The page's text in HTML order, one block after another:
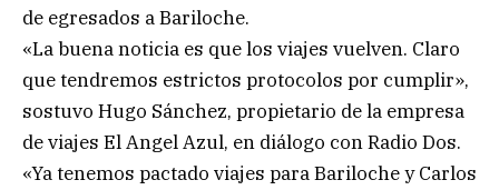
de egresados a Bariloche.
«La buena noticia es que los viajes vuelven. Claro
que tendremos estrictos protocolos por cumplir»,
sostuvo Hugo Sánchez, propietario de la empresa
de viajes El Angel Azul, en diálogo con Radio Dos.
«Ya tenemos pactado viajes para Bariloche y Carlos